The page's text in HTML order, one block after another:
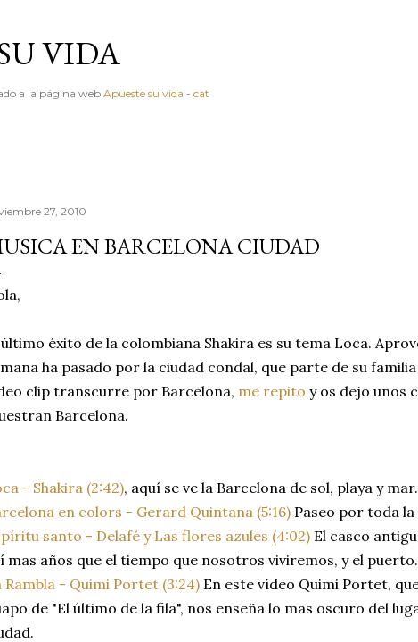
VIDA
a la página webApueste su vida - cat
27, 2010
EN BARCELONA CIUDAD
último éxito de la colombiana Shakira es su tema Loca.
ha pasado por la ciudad condal, que parte de su
clip transcurre por Barcelona, me repito y os dejo unos
Barcelona.
- Shakira (2:42), aquí se ve la Barcelona de sol, playa y mar.
en colors - Gerard Quintana (5:16) Paseo por toda
santo - Delafé y Las flores azules (4:02) El casco
mas años que el tiempo que nosotros viviremos, y el puerto.
Rambla - Quimi Portet (3:24) En este vídeo Quimi Portet,
de "El último de la fila", nos enseña lo mas oscuro del